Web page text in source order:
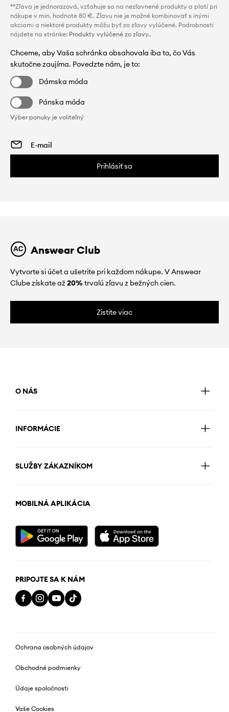
**Zľava je jednorazová, vzťahuje sa na nezľavnené produkty a platí pri
nákupe v min. hodnote 80 €. Zľavu nie je možné kombinovať s inými
akciami a niektoré produkty môžu byť zo zľavy vylúčené. Podrobnosti
nájdete na stránke: Produkty vylúčené zo zľavy..
Chceme, aby Vaša schránka obsahovala iba to, čo Vás
skutočne zaujíma. Povedzte nám, je to:
Dámska móda
Pánska móda
Výber ponuky je voliteľný
Prihlásiť sa
Answear Club
Vytvorte si účet a ušetrite pri každom nákupe. V Answear
Clube získate až20%trvalú zľavu z bežných cien.
Zistite viac
O NÁS
INFORMÁCIE
SLUŽBY ZÁKAZNÍKOM
MOBILNÁ APLIKÁCIA
PRIPOJTE SA K NÁM
Ochrana osobných údajov
Obchodné podmienky
Údaje spoločnosti
Vaše Cookies